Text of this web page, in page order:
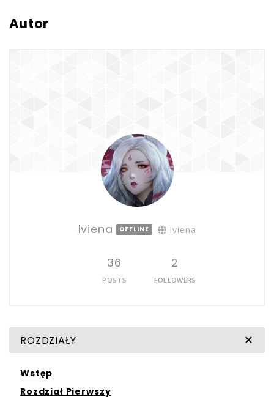
Autor
Iviena OFFLINE Iviena
36
POSTS
2
FOLLOWERS
ROZDZIAŁY
Wstęp
Rozdział Pierwszy